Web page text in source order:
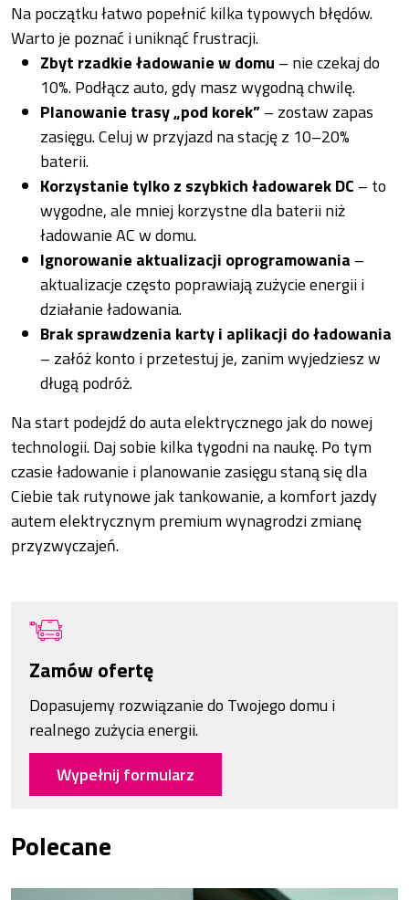
Na początku łatwo popełnić kilka typowych błędów.
Warto je poznać i uniknąć frustracji.
Zbyt rzadkie ładowanie w domu – nie czekaj do
10%. Podłącz auto, gdy masz wygodną chwilę.
Planowanie trasy „pod korek”– zostaw zapas
zasięgu. Celuj w przyjazd na stację z 10–20%
baterii.
Korzystanie tylko z szybkich ładowarek DC – to
wygodne, ale mniej korzystne dla baterii niż
ładowanie AC w domu.
Ignorowanie aktualizacji oprogramowania –
aktualizacje często poprawiają zużycie energii i
działanie ładowania.
Brak sprawdzenia karty i aplikacji do ładowania
– załóż konto i przetestuj je, zanim wyjedziesz w
długą podróż.
Na start podejdź do auta elektrycznego jak do nowej
technologii. Daj sobie kilka tygodni na naukę. Po tym
czasie ładowanie i planowanie zasięgu staną się dla
Ciebie tak rutynowe jak tankowanie, a komfort jazdy
autem elektrycznym premium wynagrodzi zmianę
przyzwyczajeń.
Zamów ofertę
Dopasujemy rozwiązanie do Twojego domu i
realnego zużycia energii.
Wypełnij formularz
Polecane